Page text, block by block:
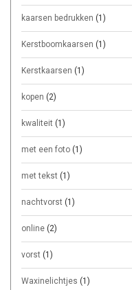
kaarsen bedrukken (1)
Kerstboomkaarsen (1)
Kerstkaarsen (1)
kopen (2)
kwaliteit (1)
met een foto (1)
met tekst (1)
nachtvorst (1)
online (2)
vorst (1)
Waxinelichtjes (1)